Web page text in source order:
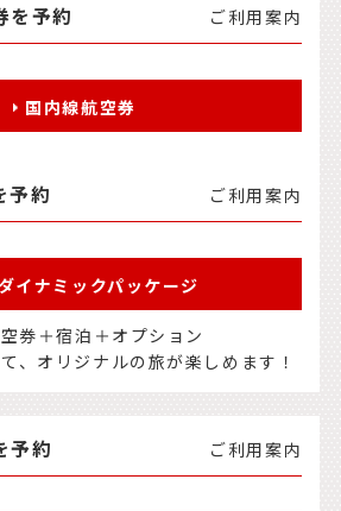
を予約 ご利用案内
国内線航空券
予約 ご利用案内
イナミックパッケージ
券＋宿泊＋オプション
、オリジナルの旅が楽しめます！
予約 ご利用案内